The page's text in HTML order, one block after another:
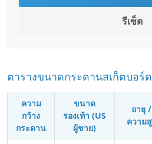
รีเซ็ต
ตารางขนาดกระดานสเก็ตบอร์ด
ความ
กว้าง
กระดาน
ขนาด
รองเท้า (US
ผู้ชาย)
อายุ /
ความ